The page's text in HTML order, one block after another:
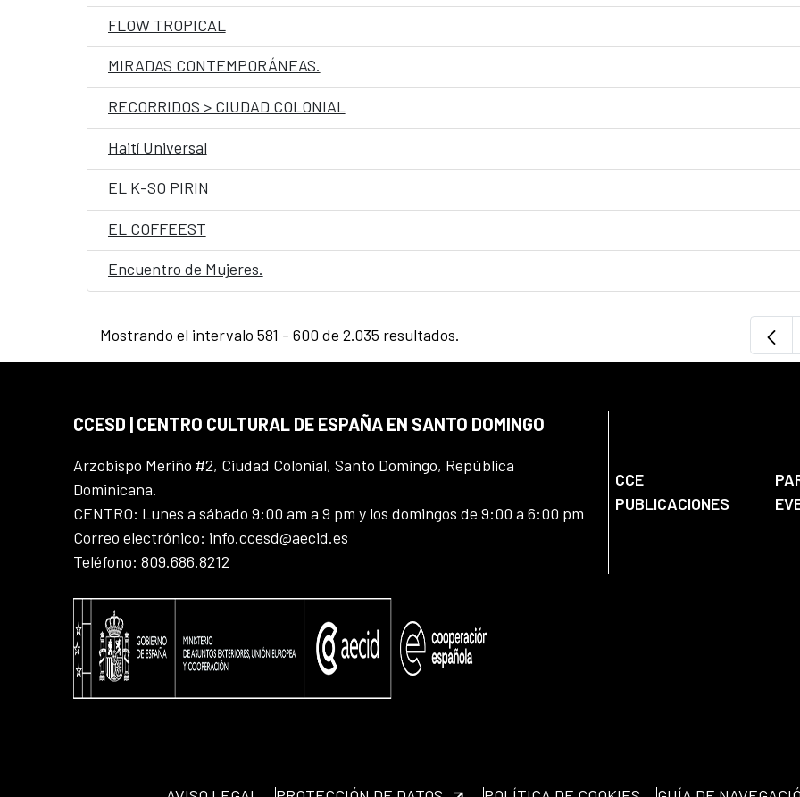
FLOW TROPICAL
MIRADAS CONTEMPORÁNEAS.
RECORRIDOS > CIUDAD COLONIAL
Haití Universal
EL K-SO PIRIN
EL COFFEEST
Encuentro de Mujeres.
Mostrando el intervalo 581 - 600 de 2.035 resultados.
CCESD | CENTRO CULTURAL DE ESPAÑA EN SANTO DOMINGO
Arzobispo Meriño #2, Ciudad Colonial, Santo Domingo, República
Dominicana.
CENTRO: Lunes a sábado 9:00 am a 9 pm y los domingos de 9:00 a 6:00 pm
Correo electrónico: info.ccesd@aecid.es
Teléfono: 809.686.8212
CCE
PUBLICACIONES